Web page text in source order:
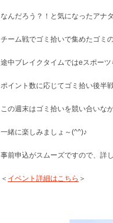
なんだろう？！と気になったアナ
チーム戦でゴミ拾いで集めたゴミ
途中ブレイクタイムではeスポー
ポイント数に応じてゴミ拾い後半
この週末はゴミ拾いを競い合いな
一緒に楽しみましょ～(^^)♪
事前申込がスムーズですので、詳
＜ イベント詳細はこちら ＞